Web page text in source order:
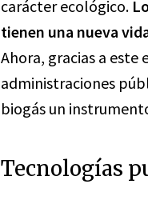
carácter ecológico.
tienen una nueva
Ahora, gracias a
administraciones
biogás un
Tecnologías